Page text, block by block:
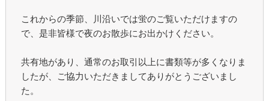
これからの季節、川沿いでは蛍のご覧いただけますの
で、是非皆様で夜のお散歩にお出かけください。
共有地があり、通常のお取引以上に書類等が多くなりま
したが、ご協力いただきましてありがとうございまし
た。